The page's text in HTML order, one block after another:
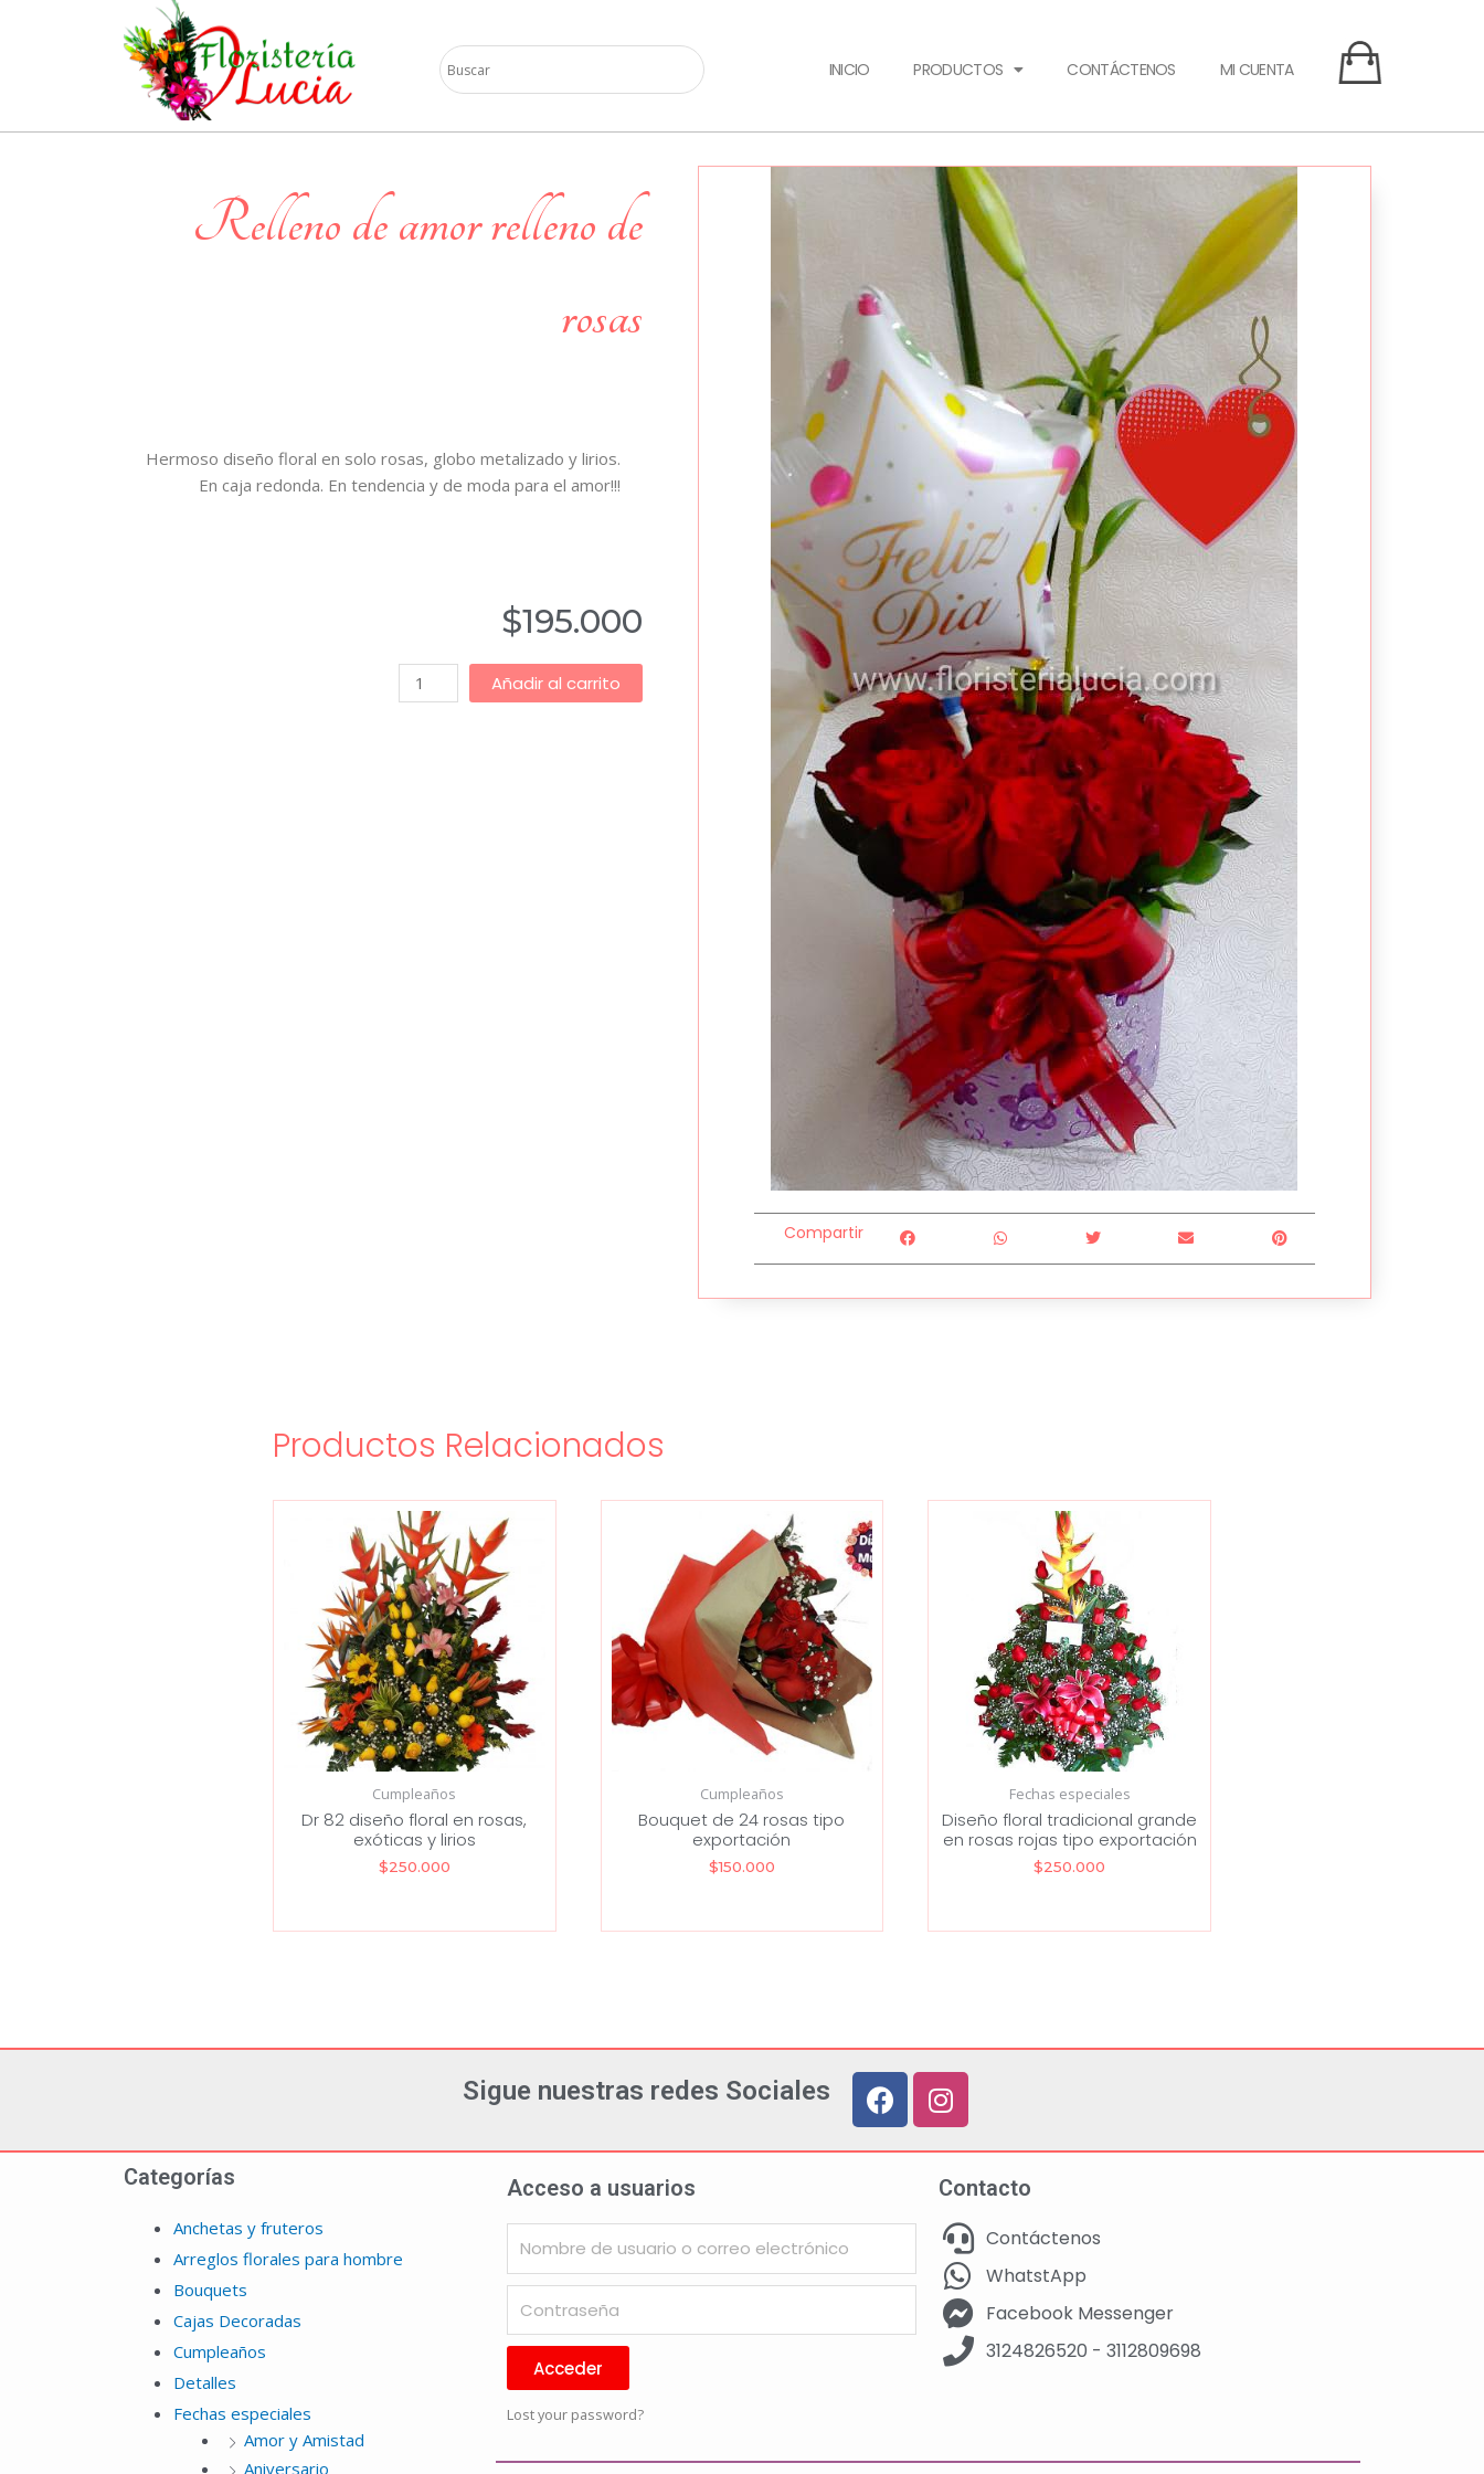
INICIO PRODUCTOS CONTÁCTENOS MI CUENTA
relleno de amor relleno de
rosas
Hermoso diseño floral en solo rosas, globo metalizado y lirios.
En caja redonda. En tendencia y de moda para el amor!!!
$195.000
Añadir al carrito
Compartir
Productos Relacionados
Cumpleaños
Dr 82 diseño floral en rosas,
exóticas y lirios
$250.000
Cumpleaños
Bouquet de 24 rosas tipo
exportación
$150.000
Fechas especiales
Diseño floral tradicional grande
en rosas rojas tipo exportación
$250.000
Sigue nuestras redes Sociales
Categorías
Anchetas y fruteros
Arreglos florales para hombre
Bouquets
Cajas Decoradas
Cumpleaños
Detalles
Fechas especiales
Amor y Amistad
Aniversario
Acceso a usuarios
Acceder
Lost your password?
Contacto
Contáctenos
WhatstApp
Facebook Messenger
3124826520 - 3112809698